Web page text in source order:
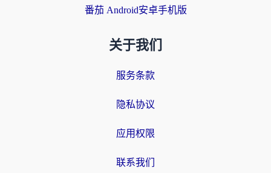
番茄 Android安卓手机版
关于我们
服务条款
隐私协议
应用权限
联系我们